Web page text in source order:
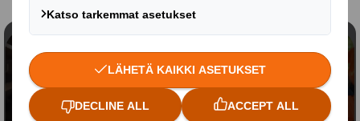
Jotta voit nähdä videon, sinun tulee hyväksyä
'toiminnalliset' evästeet